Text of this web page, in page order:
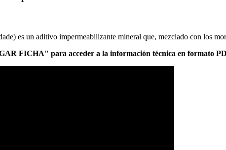
es un aditivo impermeabilizante mineral que, mezclado con los
FICHA" para acceder a la información técnica en formato